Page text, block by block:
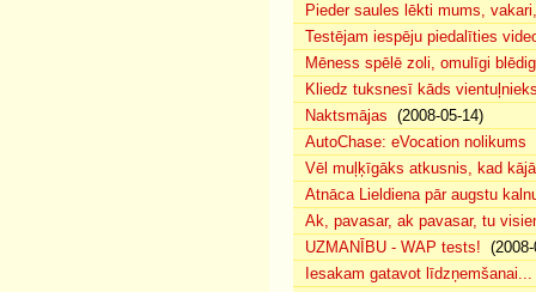
Pieder saules lēkti mums,
Testējam iespēju piedalīties
Mēness spēlē zoli, omulīgi
Kliedz tuksnesī kāds
Naktsmājas (2008-05-14)
AutoChase: eVocation nolikums
Vēl muļķīgāks atkusnis, kad
Atnāca Lieldiena pār augstu
Ak, pavasar, ak pavasar, tu
UZMANĪBU - WAP tests!
Iesakam gatavot līdzņemšanai...